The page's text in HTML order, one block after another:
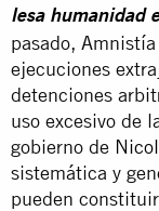
lesa humanidad
pasado,
ejecuciones
detenciones
uso excesivo de
gobierno de
sistemática y
pueden